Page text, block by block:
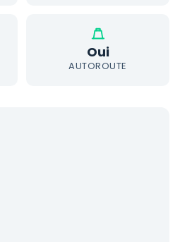
Oui
AUTOROUTE